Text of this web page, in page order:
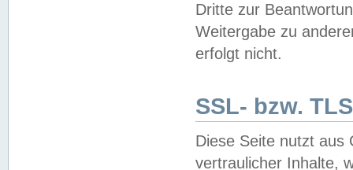
Dritte zur
Weitergabe zu
erfolgt nicht.
SSL- bzw.
Diese Seite nutzt aus
vertraulicher Inhalte,